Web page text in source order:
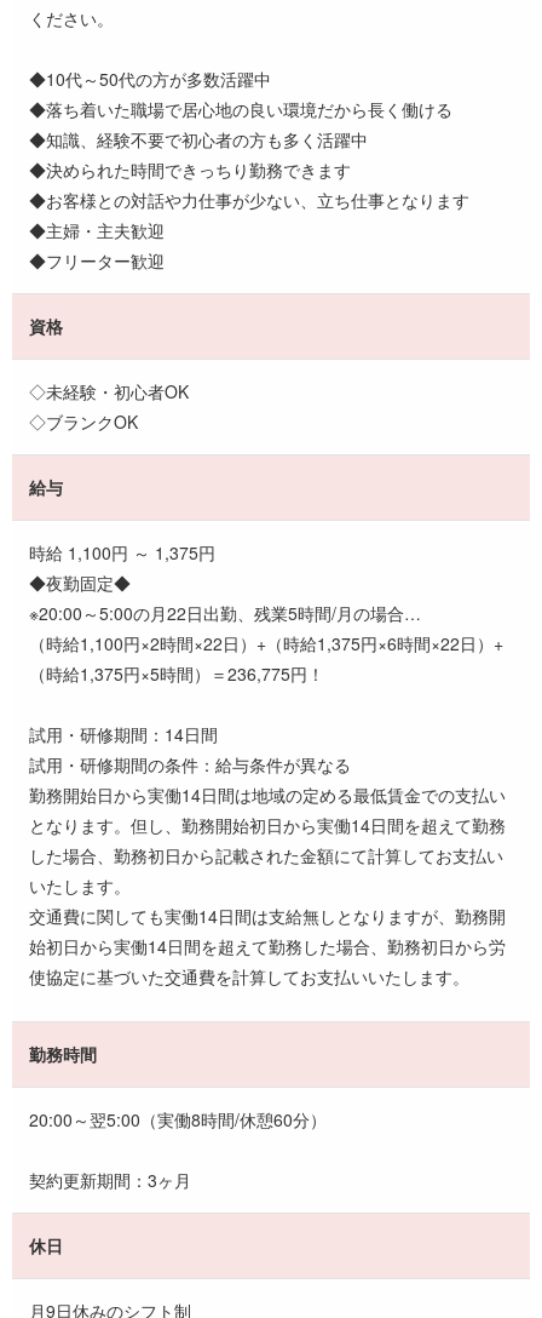
ください。
◆10代～50代の方が多数活躍中
◆落ち着いた職場で居心地の良い環境だから長く働ける
◆知識、経験不要で初心者の方も多く活躍中
◆決められた時間できっちり勤務できます
◆お客様との対話や力仕事が少ない、立ち仕事となります
◆主婦・主夫歓迎
◆フリーター歓迎
資格
◇未経験・初心者OK
◇ブランクOK
給与
時給 1,100円 ～ 1,375円
◆夜勤固定◆
※20:00～5:00の月22日出勤、残業5時間/月の場合…
（時給1,100円×2時間×22日）+（時給1,375円×6時間×22日）+
（時給1,375円×5時間）＝236,775円！
試用・研修期間：14日間
試用・研修期間の条件：給与条件が異なる
勤務開始日から実働14日間は地域の定める最低賃金での支払い
となります。但し、勤務開始初日から実働14日間を超えて勤務
した場合、勤務初日から記載された金額にて計算してお支払い
いたします。
交通費に関しても実働14日間は支給無しとなりますが、勤務開
始初日から実働14日間を超えて勤務した場合、勤務初日から労
使協定に基づいた交通費を計算してお支払いいたします。
勤務時間
20:00～翌5:00（実働8時間/休憩60分）
契約更新期間：3ヶ月
休日
月9日休みのシフト制